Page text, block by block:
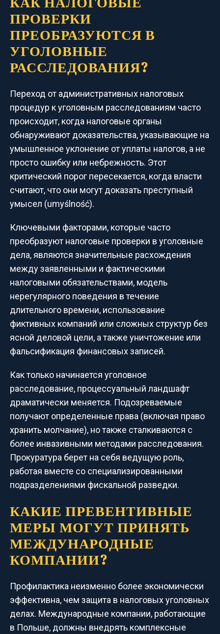
ПРОВЕРКИ
ПРЕОБРАЗУЮТСЯ В
УГОЛОВНЫЕ
РАССЛЕДОВАНИЯ?
Переход от административных налоговых
процедур к уголовным расследованиям часто
происходит, когда налоговые органы
обнаруживают доказательства, указывающие на
умышленное уклонение от уплаты налогов, а не
просто ошибку или небрежность. Этот
критический порог пересекается, когда власти
считают, что они могут доказать преступный
умысел (umyślność).
Ключевыми факторами, которые часто
преобразуют налоговые проверки в уголовные
дела, являются значительные расхождения
между заявленными и фактическими
налоговыми обязательствами, модель
нерегулярного поведения в течение
длительного времени, использование
фиктивных компаний или сложных структур без
ясной деловой цели, а также уничтожение или
фальсификация финансовых записей.
Как только начинается уголовное
расследование, процессуальный ландшафт
драматически меняется. Подозреваемые
получают определенные права (включая право
хранить молчание), но также сталкиваются с
более инвазивными методами расследования.
Прокуратура берет на себя ведущую роль,
работая вместе со специализированными
подразделениями фискальной разведки.
КАКИЕ ПРЕВЕНТИВНЫЕ
МЕРЫ МОГУТ ПРИНЯТЬ
МЕЖДУНАРОДНЫЕ
КОМПАНИИ?
Профилактика неизменно более экономически
эффективна, чем защита в налоговых уголовных
делах. Международные компании, работающие
в Польше, должны внедрять комплексные